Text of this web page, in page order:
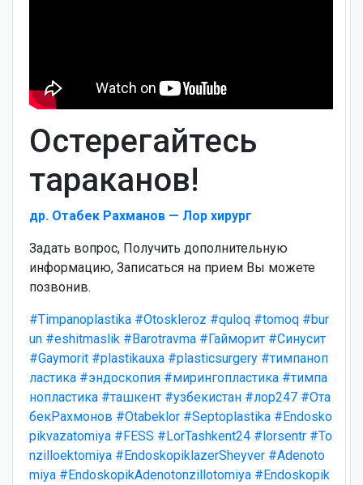
Остерегайтесь
тараканов!
др. Отабек Рахманов — Лор хирург
Задать вопрос, Получить дополнительную
информацию, Записаться на прием Вы можете
позвонив.
#Timpanoplastika #Otoskleroz #quloq #tomoq #bur
un #eshitmaslik #Barotravma #Гайморит #Синусит
#Gaymorit #plastikauxa #plasticsurgery #тимпаноп
ластика #эндоскопия #мирингопластика #тимпа
нопластика #ташкент #узбекистан #лор247 #Ота
бекРахмонов #Otabeklor #Septoplastika #Endosko
pikvazatomiya #FESS #LorTashkent24 #lorsentr #To
nzilloektomiya #EndoskopiklazerSheyver #Adenoto
miya #EndoskopikAdenotonzillotomiya #Endoskopik